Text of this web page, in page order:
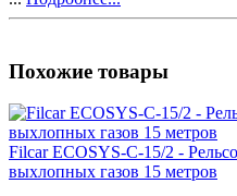
Похожие товары
Filcar ECOSYS-C-15/2 -
выхлопных газов 15 метров